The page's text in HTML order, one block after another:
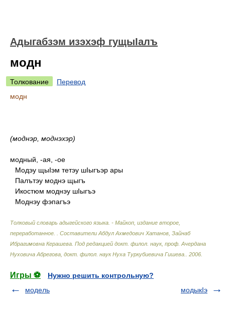
Адыгабзэм изэхэф гущыIалъ
модн
Толкование
Перевод
модн
(моднэр, моднэхэр)
модный, -ая, -ое
Модэу щыIэм тетэу шIыгъэр ары
Палътэу моднэ щыгъ
Икостюм моднэу шIыгъэ
Моднэу фэпагъэ
Толковый словарь адыгейского языка. - Майкоп, издание второе,
переработанное.
Составители Абдул Ахмедович Хатанов, Зайнаб
Ибрагимовна Керашева. Под редакцией докт. филол. наук, проф. Ачердана
Нуховича Абрегова, докт. филол. наук Нуха Туркубиевича Гишева.
2006
Игры ⚽
Нужно решить контрольную?
модель
модыкIэ